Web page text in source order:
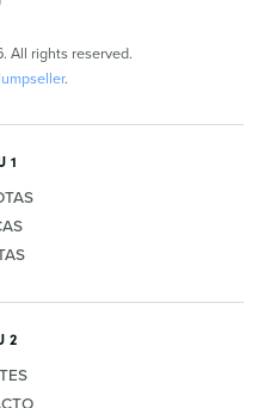
All rights reserved.
.
1
2